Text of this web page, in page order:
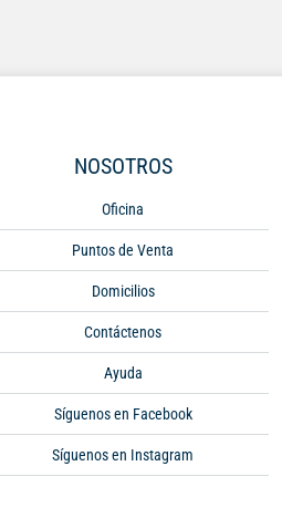
NOSOTROS
Oficina
Puntos de Venta
Domicilios
Contáctenos
Ayuda
Síguenos en Facebook
Síguenos en Instagram